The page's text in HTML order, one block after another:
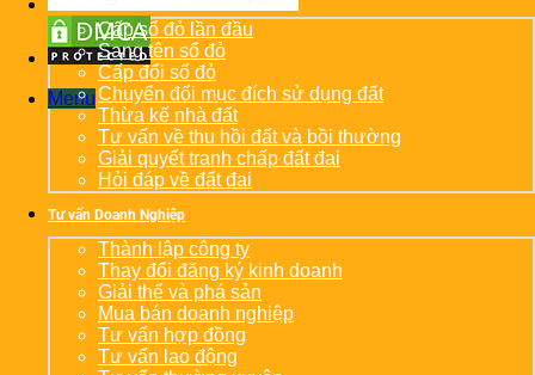
Menu
Cấp sổ đỏ lần đầu
Sang tên sổ đỏ
Cấp đổi sổ đỏ
Chuyển đổi mục đích sử dụng đất
Thừa kế nhà đất
Tư vấn về thu hồi đất và bồi thường
Giải quyết tranh chấp đất đai
Hỏi đáp về đất đai
Tư vấn Doanh Nghiệp
Thành lập công ty
Thay đổi đăng ký kinh doanh
Giải thể và phá sản
Mua bán doanh nghiệp
Tư vấn hợp đồng
Tư vấn lao động